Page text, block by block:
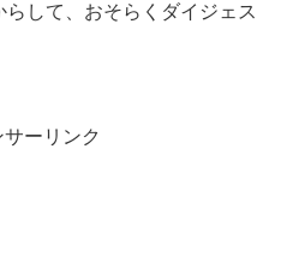
して、おそらくダイジェス
サーリンク